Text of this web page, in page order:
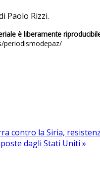
Paolo Rizzi.
è liberamente
periodismodepaz/
contro la Siria,
dagli Stati Uniti »